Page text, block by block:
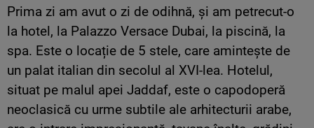
Prima zi am avut o zi de odihnă, și am petrecut-o
la hotel, la Palazzo Versace Dubai, la piscină, la
spa. Este o locație de 5 stele, care amintește de
un palat italian din secolul al XVI-lea. Hotelul,
situat pe malul apei Jaddaf, este o capodoperă
neoclasică cu urme subtile ale arhitecturii arabe,